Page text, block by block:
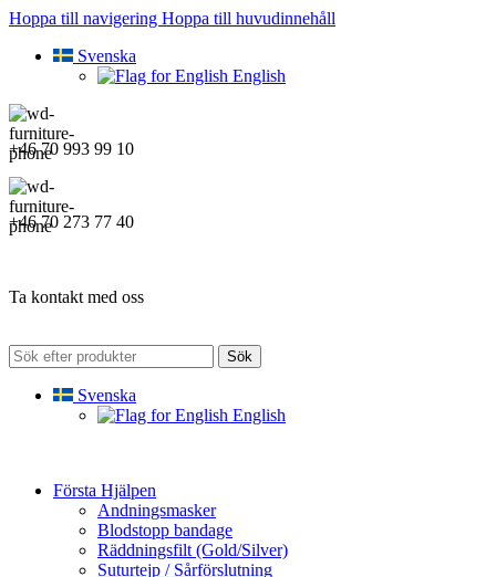
Hoppa till navigering Hoppa till huvudinnehåll
Svenska
English
+46 70 993 99 10
+46 70 273 77 40
Ta kontakt med oss
Sök
Svenska
English
Första Hjälpen
Andningsmasker
Blodstopp bandage
Räddningsfilt (Gold/Silver)
Suturtejp / Sårförslutning